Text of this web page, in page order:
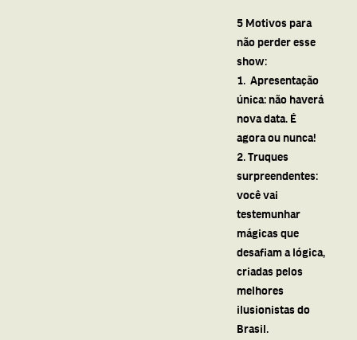
5 Motivos para
não perder esse
show:
1. Apresentação
única: não haverá
nova data. É
agora ou nunca!
2. Truques
surpreendentes:
você vai
testemunhar
mágicas que
desafiam a lógica,
criadas pelos
melhores
ilusionistas do
Brasil.